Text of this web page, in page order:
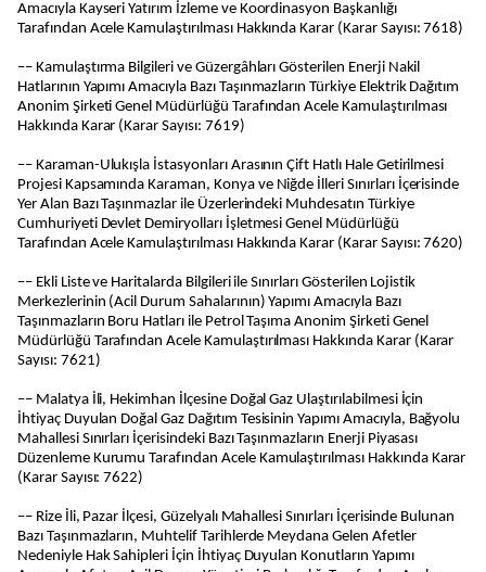
Amacıyla Kayseri Yatırım İzleme ve Koordinasyon Başkanlığı
Tarafından Acele Kamulaştırılması Hakkında Karar (Karar Sayısı: 7618)
–– Kamulaştırma Bilgileri ve Güzergâhları Gösterilen Enerji Nakil
Hatlarının Yapımı Amacıyla Bazı Taşınmazların Türkiye Elektrik Dağıtım
Anonim Şirketi Genel Müdürlüğü Tarafından Acele Kamulaştırılması
Hakkında Karar (Karar Sayısı: 7619)
–– Karaman-Ulukışla İstasyonları Arasının Çift Hatlı Hale Getirilmesi
Projesi Kapsamında Karaman, Konya ve Niğde İlleri Sınırları İçerisinde
Yer Alan Bazı Taşınmazlar ile Üzerlerindeki Muhdesatın Türkiye
Cumhuriyeti Devlet Demiryolları İşletmesi Genel Müdürlüğü
Tarafından Acele Kamulaştırılması Hakkında Karar (Karar Sayısı: 7620)
–– Ekli Liste ve Haritalarda Bilgileri ile Sınırları Gösterilen Lojistik
Merkezlerinin (Acil Durum Sahalarının) Yapımı Amacıyla Bazı
Taşınmazların Boru Hatları ile Petrol Taşıma Anonim Şirketi Genel
Müdürlüğü Tarafından Acele Kamulaştırılması Hakkında Karar (Karar
Sayısı: 7621)
–– Malatya İli, Hekimhan İlçesine Doğal Gaz Ulaştırılabilmesi İçin
İhtiyaç Duyulan Doğal Gaz Dağıtım Tesisinin Yapımı Amacıyla, Bağyolu
Mahallesi Sınırları İçerisindeki Bazı Taşınmazların Enerji Piyasası
Düzenleme Kurumu Tarafından Acele Kamulaştırılması Hakkında Karar
(Karar Sayısı: 7622)
–– Rize İli, Pazar İlçesi, Güzelyalı Mahallesi Sınırları İçerisinde Bulunan
Bazı Taşınmazların, Muhtelif Tarihlerde Meydana Gelen Afetler
Nedeniyle Hak Sahipleri İçin İhtiyaç Duyulan Konutların Yapımı